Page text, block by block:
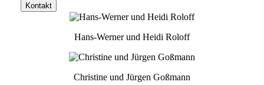
Kontakt
Hans-Werner und Heidi Roloff
Christine und Jürgen Goßmann